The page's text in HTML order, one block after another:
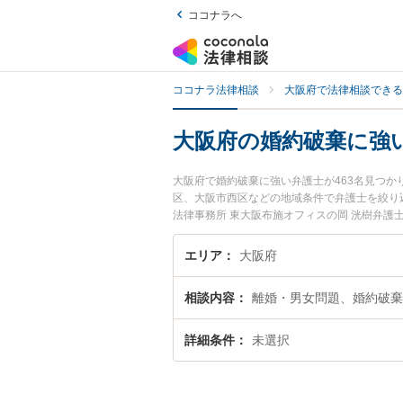
ココナラへ
ココナラ法律相談 大阪府で法律相談でき
大阪府の婚約破棄に強
大阪府で婚約破棄に強い弁護士が463名見つ
区、大阪市西区などの地域条件で弁護士を絞
法律事務所 東大阪布施オフィスの岡 洸樹弁護
用、強みなどが注目されています。『大阪府
検索したい』『初回相談無料で婚約破棄を法
エリア 大阪府
相談内容 離婚・男女問題、婚約破棄
詳細条件 未選択